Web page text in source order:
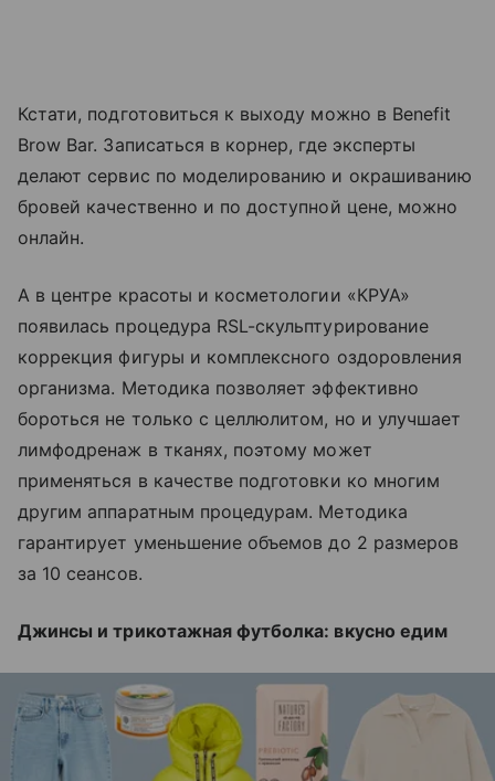
Кстати, подготовиться к выходу можно в Benefit
Brow Bar. Записаться в корнер, где эксперты
делают сервис по моделированию и окрашиванию
бровей качественно и по доступной цене, можно
онлайн.
А в центре красоты и косметологии «КРУА»
появилась процедура RSL-скульптурирование
коррекция фигуры и комплексного оздоровления
организма. Методика позволяет эффективно
бороться не только с целлюлитом, но и улучшает
лимфодренаж в тканях, поэтому может
применяться в качестве подготовки ко многим
другим аппаратным процедурам. Методика
гарантирует уменьшение объемов до 2 размеров
за 10 сеансов.
Джинсы и трикотажная футболка: вкусно едим